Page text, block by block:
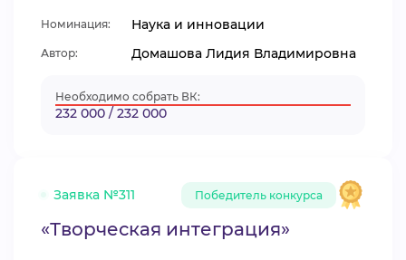
Номинация: Наука и инновации
Автор: Домашова Лидия Владимировна
Необходимо собрать ВК:
232 000 / 232 000
Заявка №311 Победитель конкурса
«Творческая интеграция»